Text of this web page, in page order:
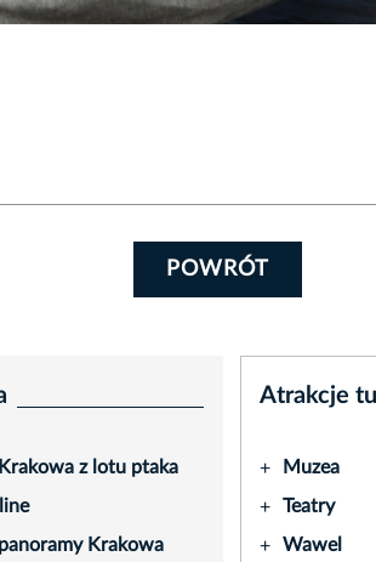
POWRÓT
z lotu ptaka
Krakowa
Atrakcje
+ Muzea
+ Teatry
+ Wawel